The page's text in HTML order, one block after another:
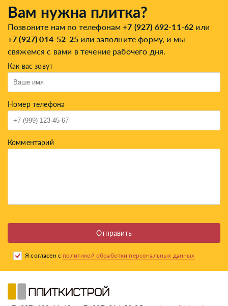
Вам нужна плитка?
Позвоните нам по телефонам+7 (927) 692-11-62 или
+7 (927) 014-52-25или заполните форму, и мы
свяжемся с вами в течение рабочего дня.
Как вас зовут
Номер телефона
Комментарий
Отправить
Я согласен с политикой обработки персональных данных